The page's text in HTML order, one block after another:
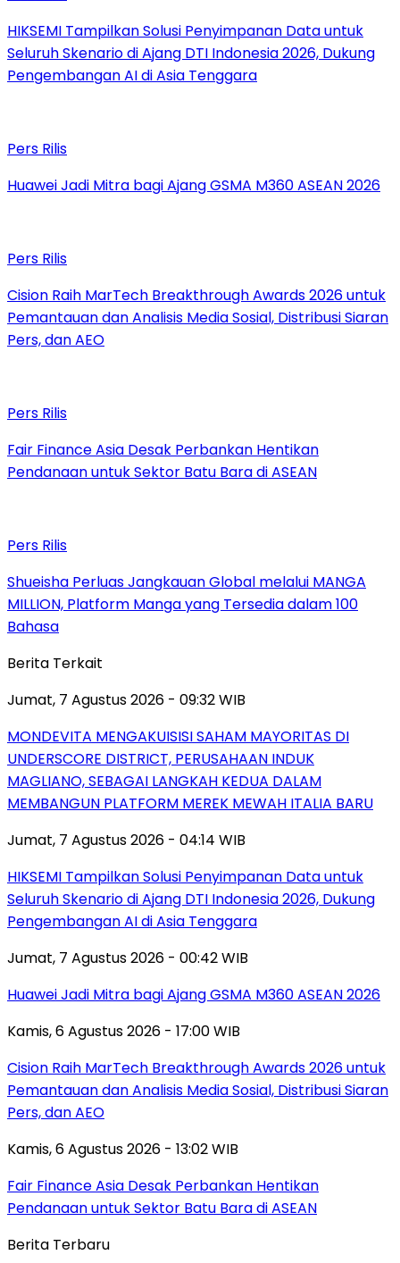
HIKSEMI Tampilkan Solusi Penyimpanan Data untuk
Seluruh Skenario di Ajang DTI Indonesia 2026, Dukung
Pengembangan AI di Asia Tenggara
Pers Rilis
Huawei Jadi Mitra bagi Ajang GSMA M360 ASEAN 2026
Pers Rilis
Cision Raih MarTech Breakthrough Awards 2026 untuk
Pemantauan dan Analisis Media Sosial, Distribusi Siaran
Pers, dan AEO
Pers Rilis
Fair Finance Asia Desak Perbankan Hentikan
Pendanaan untuk Sektor Batu Bara di ASEAN
Pers Rilis
Shueisha Perluas Jangkauan Global melalui MANGA
MILLION, Platform Manga yang Tersedia dalam 100
Bahasa
Berita Terkait
Jumat, 7 Agustus 2026 - 09:32 WIB
MONDEVITA MENGAKUISISI SAHAM MAYORITAS DI
UNDERSCORE DISTRICT, PERUSAHAAN INDUK
MAGLIANO, SEBAGAI LANGKAH KEDUA DALAM
MEMBANGUN PLATFORM MEREK MEWAH ITALIA BARU
Jumat, 7 Agustus 2026 - 04:14 WIB
HIKSEMI Tampilkan Solusi Penyimpanan Data untuk
Seluruh Skenario di Ajang DTI Indonesia 2026, Dukung
Pengembangan AI di Asia Tenggara
Jumat, 7 Agustus 2026 - 00:42 WIB
Huawei Jadi Mitra bagi Ajang GSMA M360 ASEAN 2026
Kamis, 6 Agustus 2026 - 17:00 WIB
Cision Raih MarTech Breakthrough Awards 2026 untuk
Pemantauan dan Analisis Media Sosial, Distribusi Siaran
Pers, dan AEO
Kamis, 6 Agustus 2026 - 13:02 WIB
Fair Finance Asia Desak Perbankan Hentikan
Pendanaan untuk Sektor Batu Bara di ASEAN
Berita Terbaru